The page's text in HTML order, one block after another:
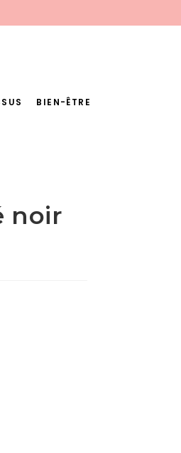
BIEN-ÊTRE
noir